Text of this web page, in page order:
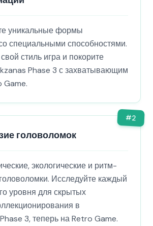
уникальные формы
специальными способностями.
стиль игра и покорите
Phase 3 с захватывающим
Game.
#2
головоломок
экологические и ритм-
Исследуйте каждый
уровня для скрытых
в
3, теперь на Retro Game.